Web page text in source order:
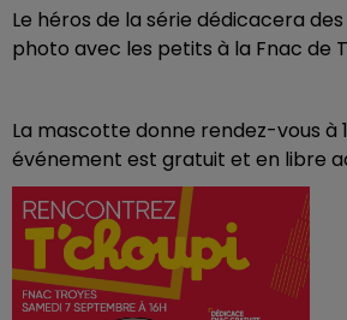
Le héros de la série dédicacera
photo avec les petits à la Fnac de
La mascotte donne rendez-vous à
événement est gratuit et en libre